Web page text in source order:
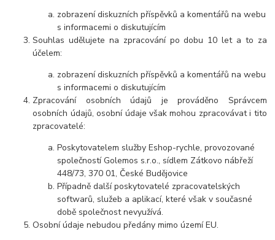
zobrazení diskuzních příspěvků a komentářů na webu
s informacemi o diskutujícím
Souhlas udělujete na zpracování po dobu 10 let a to za
účelem:
zobrazení diskuzních příspěvků a komentářů na webu
s informacemi o diskutujícím
Zpracování osobních údajů je prováděno Správcem
osobních údajů, osobní údaje však mohou zpracovávat i tito
zpracovatelé:
Poskytovatelem služby Eshop-rychle, provozované
společností Golemos s.r.o., sídlem Zátkovo nábřeží
448/73, 370 01, České Budějovice
Případně další poskytovatelé zpracovatelských
softwarů, služeb a aplikací, které však v současné
době společnost nevyužívá.
Osobní údaje nebudou předány mimo území EU.